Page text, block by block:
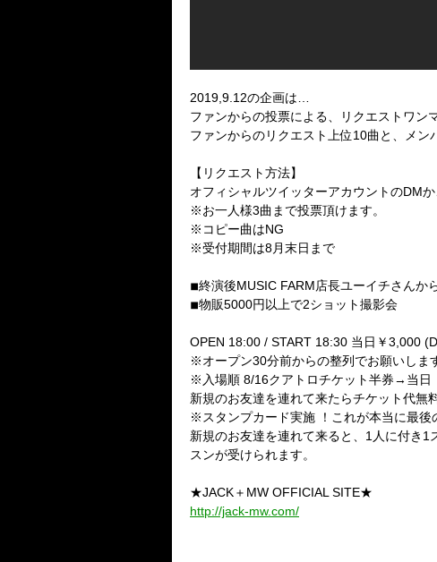
2019,9.12の企画は…
ファンからの投票による、リクエストワン
ファンからのリクエスト上位10曲と、メン
【リクエスト方法】
オフィシャルツイッターアカウントのDMか
※お一人様3曲まで投票頂けます。
※コピー曲はNG
※受付期間は8月末日まで
◾︎終演後MUSIC FARM店長ユーイチさんか
◾︎物販5000円以上で2ショット撮影会
OPEN 18:00 / START 18:30 当日￥3,000
※オープン30分前からの整列でお願いしま
※入場順 8/16クアトロチケット半券→当日
新規のお友達を連れて来たらチケット代無
※スタンプカード実施 ！これが本当に最後
新規のお友達を連れて来ると、1人に付き
スンが受けられます。
★JACK＋MW OFFICIAL SITE★
http://jack-mw.com/